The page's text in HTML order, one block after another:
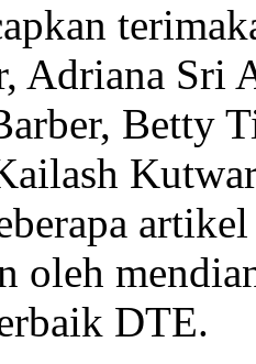
Adriana Sri
Betty
oleh
DTE.